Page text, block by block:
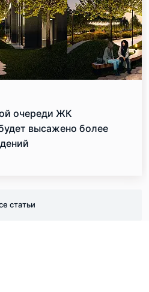
очереди ЖК
высажено более
статьи